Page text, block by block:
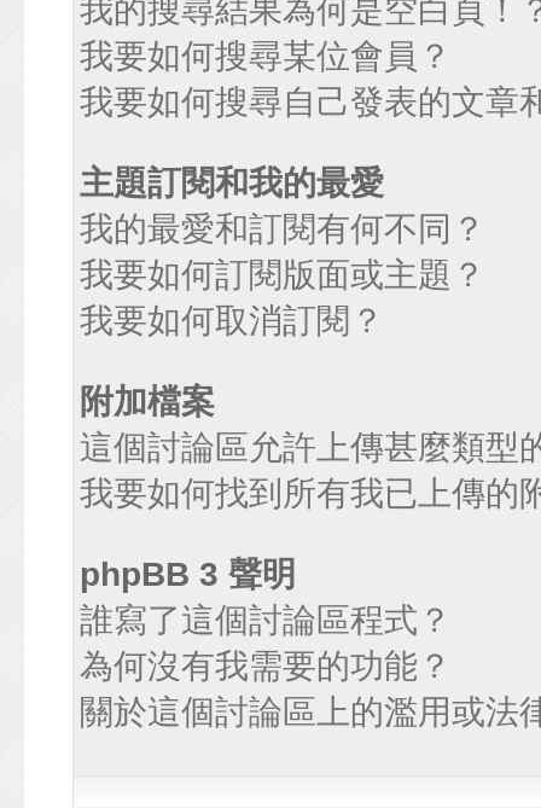
我的搜尋結果為何是空白頁！
我要如何搜尋某位會員？
我要如何搜尋自己發表的文章
主題訂閱和我的最愛
我的最愛和訂閱有何不同？
我要如何訂閱版面或主題？
我要如何取消訂閱？
附加檔案
這個討論區允許上傳甚麼類型
我要如何找到所有我已上傳的
phpBB 3 聲明
誰寫了這個討論區程式？
為何沒有我需要的功能？
關於這個討論區上的濫用或法